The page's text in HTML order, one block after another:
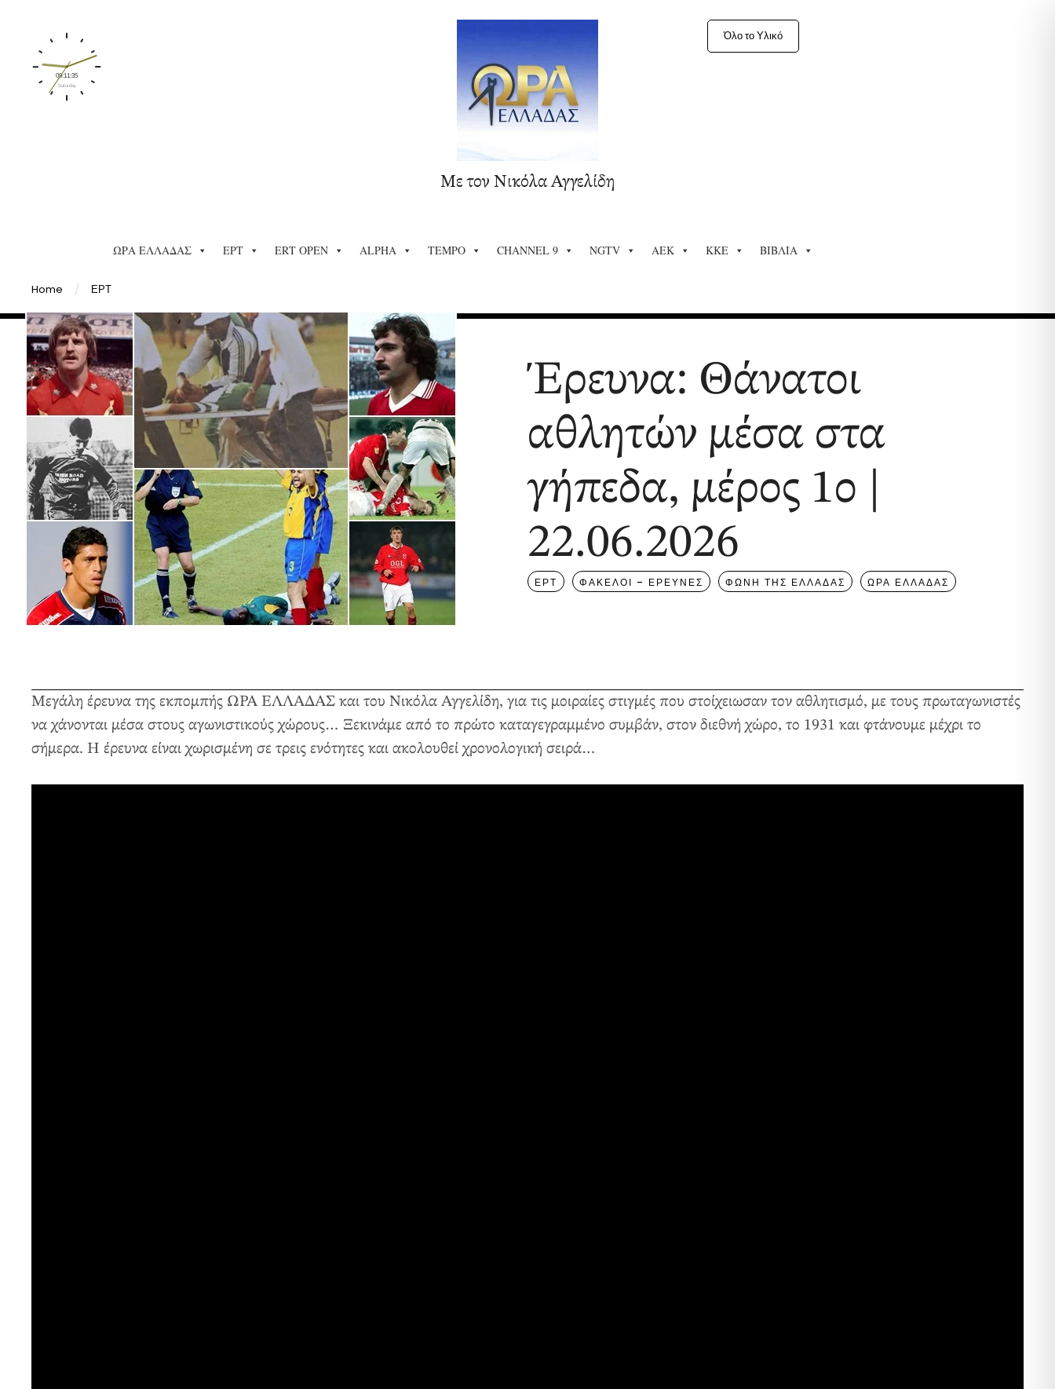
Με τον Νικόλα Αγγελίδη
Όλο το Υλικό
ΩΡΑ ΕΛΛΑΔΑΣ ΕΡΤ ERT OPEN ALPHA TEMPO CHANNEL 9 NGTV ΑΕΚ ΚΚΕ ΒΙΒΛΙΑ
Home / ΕΡΤ
Έρευνα: Θάνατοι
αθλητών μέσα στα
γήπεδα, μέρος 1ο |
22.06.2026
ΕΡΤ ΦΑΚΕΛΟΙ – ΕΡΕΥΝΕΣ ΦΩΝΗ ΤΗΣ ΕΛΛΑΔΑΣ ΩΡΑ ΕΛΛΑΔΑΣ
Μεγάλη έρευνα της εκπομπής ΩΡΑ ΕΛΛΑΔΑΣ και του Νικόλα Αγγελίδη, για τις μοιραίες στιγμές που στοίχειωσαν τον αθλητισμό, με τους πρωταγωνιστές
να χάνονται μέσα στους αγωνιστικούς χώρους… Ξεκινάμε από το πρώτο καταγεγραμμένο συμβάν, στον διεθνή χώρο, το 1931 και φτάνουμε μέχρι το
σήμερα. Η έρευνα είναι χωρισμένη σε τρεις ενότητες και ακολουθεί χρονολογική σειρά…